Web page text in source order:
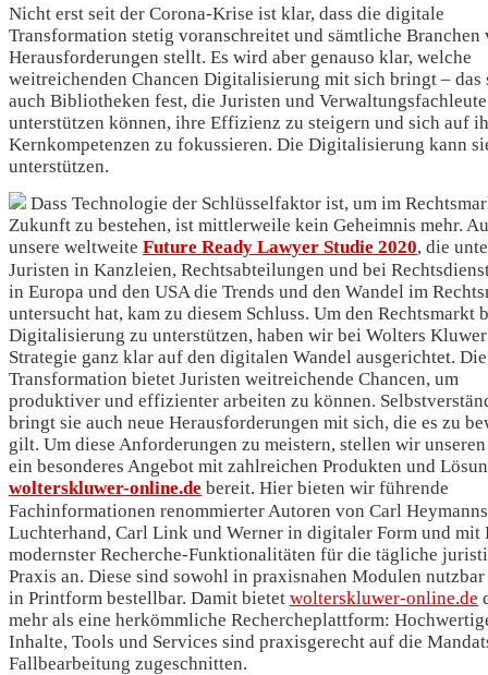
Nicht erst seit der Corona-Krise ist klar, dass die digitale
Transformation stetig voranschreitet und sämtliche Branchen
Herausforderungen stellt. Es wird aber genauso klar, welche
weitreichenden Chancen Digitalisierung mit sich bringt – das
auch Bibliotheken fest, die Juristen und
unterstützen können, ihre Effizienz zu steigern und sich auf
Kernkompetenzen zu fokussieren. Die Digitalisierung kann
unterstützen.
Dass Technologie der Schlüsselfaktor ist, um im
Zukunft zu bestehen, ist mittlerweile kein Geheimnis mehr.
unsere weltweite Future Ready Lawyer Studie 2020, die
Juristen in Kanzleien, Rechtsabteilungen und bei
in Europa und den USA die Trends und den Wandel im
untersucht hat, kam zu diesem Schluss. Um den Rechtsmarkt
Digitalisierung zu unterstützen, haben wir bei Wolters
Strategie ganz klar auf den digitalen Wandel ausgerichtet.
Transformation bietet Juristen weitreichende Chancen, um
produktiver und effizienter arbeiten zu können.
bringt sie auch neue Herausforderungen mit sich, die es zu
gilt. Um diese Anforderungen zu meistern, stellen wir
ein besonderes Angebot mit zahlreichen Produkten und
wolterskluwer-online.de bereit. Hier bieten wir führende
Fachinformationen renommierter Autoren von Carl
Luchterhand, Carl Link und Werner in digitaler Form und mit
modernster Recherche-Funktionalitäten für die tägliche
Praxis an. Diese sind sowohl in praxisnahen Modulen nutzbar
in Printform bestellbar. Damit bietet wolterskluwer-online.de
mehr als eine herkömmliche Rechercheplattform:
Inhalte, Tools und Services sind praxisgerecht auf die
Fallbearbeitung zugeschnitten.